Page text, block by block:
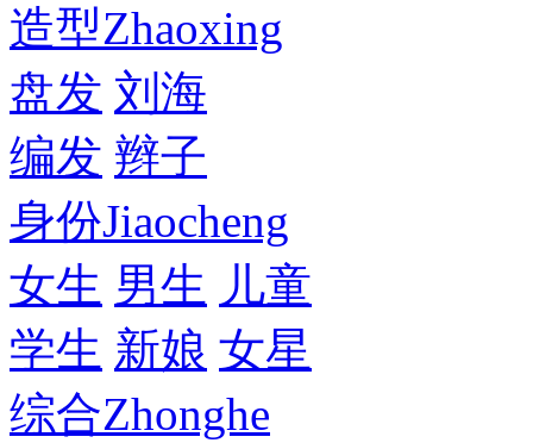
造型Zhaoxing
盘发 刘海
编发 辫子
身份Jiaocheng
女生 男生 儿童
学生 新娘 女星
综合Zhonghe